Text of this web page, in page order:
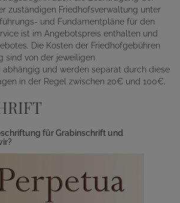
zuständigen Friedhofsverwaltung unter
und Fundamentpläne für den
ist im Angebotspreis enthalten und
Die Kosten der Friedhofgebühren
sind von der jeweiligen
abhängig und werden separat durch diese
in der Regel zwischen 20€ und 100€.
für Grabinschrift und